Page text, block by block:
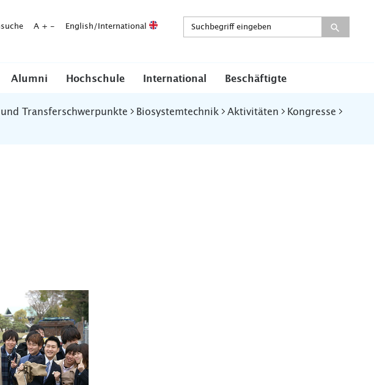
A + - English/International
Alumni Hochschule International Beschäftigte
Transferschwerpunkte Biosystemtechnik Aktivitäten
Kongresse